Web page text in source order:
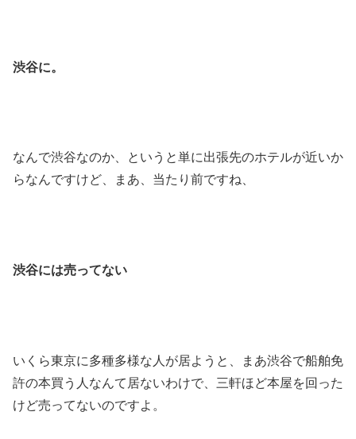
渋谷に。
なんで渋谷なのか、というと単に出張先のホテルが近いか
らなんですけど、まあ、当たり前ですね、
渋谷には売ってない
いくら東京に多種多様な人が居ようと、まあ渋谷で船舶免
許の本買う人なんて居ないわけで、三軒ほど本屋を回った
けど売ってないのですよ。